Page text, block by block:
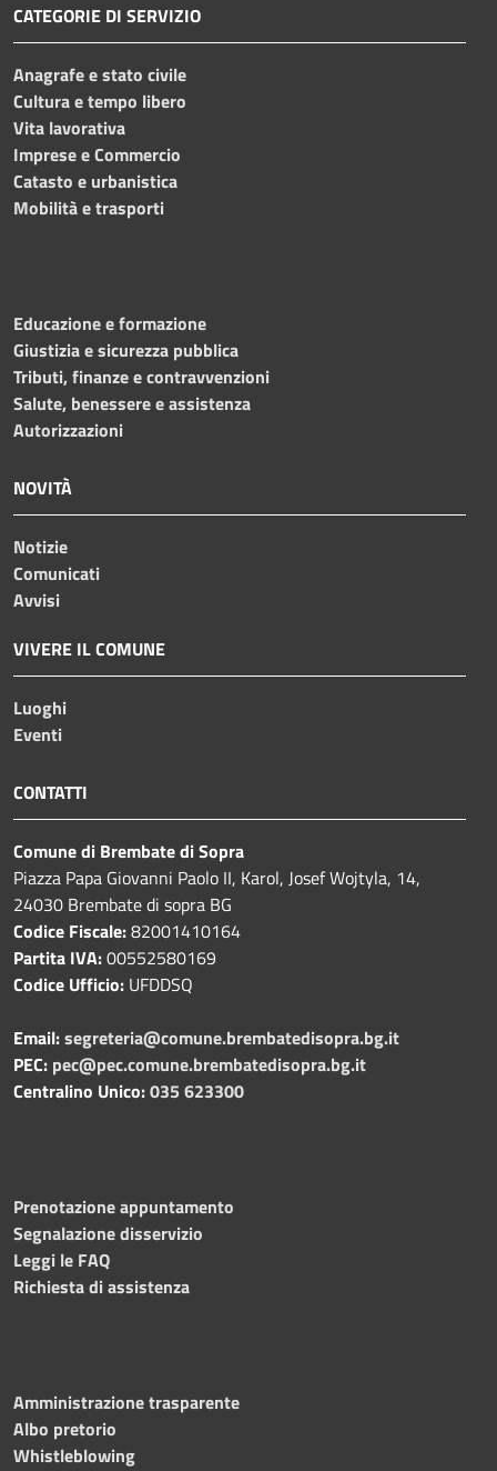
CATEGORIE DI SERVIZIO
Anagrafe e stato civile
Cultura e tempo libero
Vita lavorativa
Imprese e Commercio
Catasto e urbanistica
Mobilità e trasporti
Educazione e formazione
Giustizia e sicurezza pubblica
Tributi, finanze e contravvenzioni
Salute, benessere e assistenza
Autorizzazioni
NOVITÀ
Notizie
Comunicati
Avvisi
VIVERE IL COMUNE
Luoghi
Eventi
CONTATTI
Comune di Brembate di Sopra
Piazza Papa Giovanni Paolo II, Karol, Josef Wojtyla, 14,
24030 Brembate di sopra BG
Codice Fiscale:82001410164
Partita IVA:00552580169
Codice Ufficio: UFDDSQ
Email:segreteria@comune.brembatedisopra.bg.it
PEC: pec@pec.comune.brembatedisopra.bg.it
Centralino Unico:035 623300
Prenotazione appuntamento
Segnalazione disservizio
Leggi le FAQ
Richiesta di assistenza
Amministrazione trasparente
Albo pretorio
Whistleblowing